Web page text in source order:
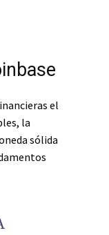
el
la
sólida